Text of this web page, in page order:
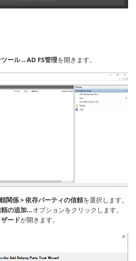
ツール→AD FS管理を開きます。
関係 > 依存パーティの信頼を選択します。
の追加...オプションをクリックします。
ードが開きます。